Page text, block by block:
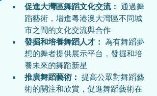
促進大灣區舞蹈文化交流： 通過舞
蹈藝術，增進粵港澳大灣區不同城
市之間的文化交流與合作
發掘和培養舞蹈人才： 為有舞蹈夢
想的舞者提供展示平台，發掘和培
養未來的舞蹈新星
推廣舞蹈藝術： 提高公眾對舞蹈藝
術的關注和欣賞，促進舞蹈藝術在